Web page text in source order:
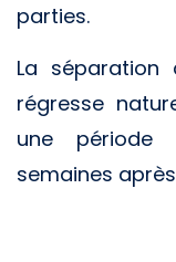
parties.
La
régresse
une période
semaines